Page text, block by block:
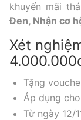
khuyến mãi
Đen, Nhận cơ
Xét
Tặng
Áp dụng
Từ ngày 12/